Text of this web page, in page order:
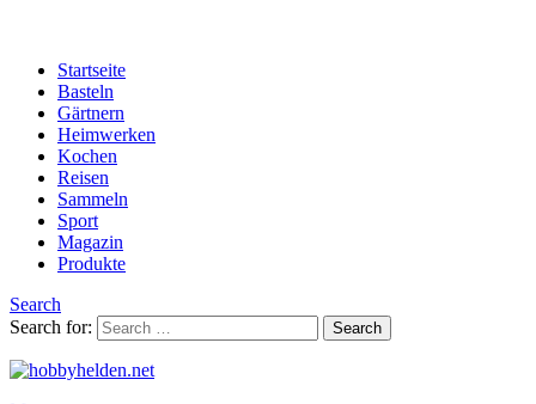
Startseite
Basteln
Gärtnern
Heimwerken
Kochen
Reisen
Sammeln
Sport
Magazin
Produkte
Search
Search for:
Search